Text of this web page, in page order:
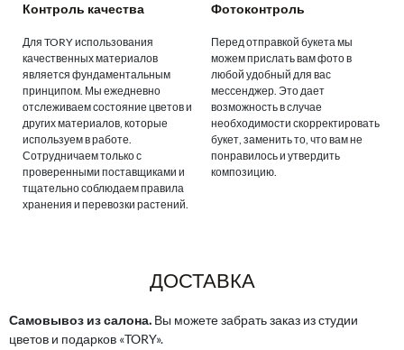
Контроль качества
Для TORY использования
качественных материалов
является фундаментальным
принципом. Мы ежедневно
отслеживаем состояние цветов и
других материалов, которые
используем в работе.
Сотрудничаем только с
проверенными поставщиками и
тщательно соблюдаем правила
хранения и перевозки растений.
Фотоконтроль
Перед отправкой букета мы
можем прислать вам фото в
любой удобный для вас
мессенджер. Это дает
возможность в случае
необходимости скорректировать
букет, заменить то, что вам не
понравилось и утвердить
композицию.
ДОСТАВКА
Самовывоз из салона. Вы можете забрать заказ из студии
цветов и подарков «TORY».